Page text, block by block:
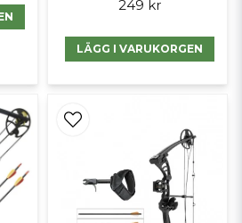
249 kr
LÄGG I VARUKORGEN